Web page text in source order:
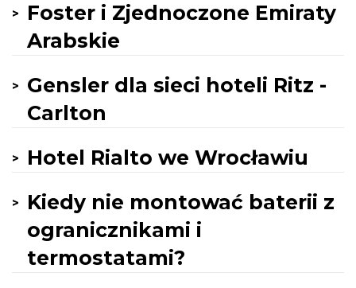
Foster i Zjednoczone Emiraty
Arabskie
Gensler dla sieci hoteli Ritz -
Carlton
Hotel Rialto we Wrocławiu
Kiedy nie montować baterii z
ogranicznikami i
termostatami?